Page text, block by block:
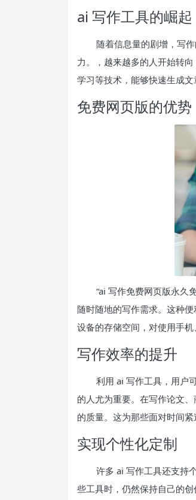
ai 写作工具的崛起
随着信息量的剧增，写
力。，越来越多的人开始转
学习等技术，能够快速生成
免费网页版的优势
“ai 写作免费网页版永久
随时随地的写作需求。这种
设备的存储空间，对使用手机
写作效率的提升
利用 ai 写作工具，用户
的人尤为重要。在写作论文
的质量。这为那些面对时间
实现个性化定制
许多 ai 写作工具还支持
些工具时，仍然保持自己的创